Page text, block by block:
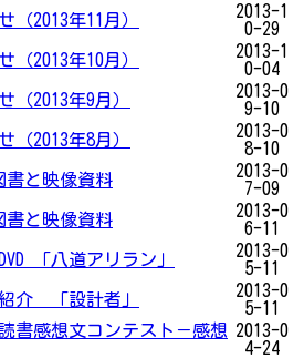
（2013年11月）
2013-1
0-29
（2013年10月）
2013-1
0-04
（2013年9月）
2013-0
9-10
（2013年8月）
2013-0
8-10
書と映像資料
2013-0
7-09
書と映像資料
2013-0
6-11
「八道アリラン」
2013-0
5-11
介 「設計者」
2013-0
5-11
書感想文コンテスト－感想 2013-0
4-24